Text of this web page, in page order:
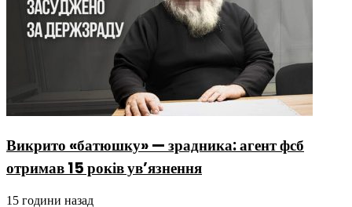
Викрито «батюшку» — зрадника: агент фсб
отримав 15 років ув’язнення
15 години назад